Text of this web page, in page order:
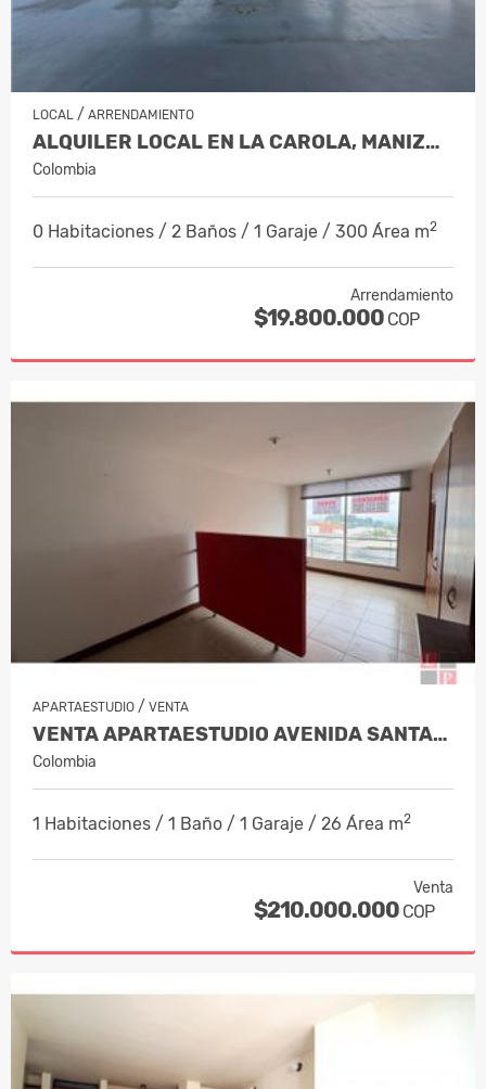
LOCAL / ARRENDAMIENTO
ALQUILER LOCAL EN LA CAROLA, MANIZALES…
Colombia
0 Habitaciones / 2 Baños / 1 Garaje / 300 Área m2
Arrendamiento
$19.800.000 COP
APARTAESTUDIO / VENTA
VENTA APARTAESTUDIO AVENIDA SANTANDE…
Colombia
1 Habitaciones / 1 Baño / 1 Garaje / 26 Área m2
Venta
$210.000.000 COP